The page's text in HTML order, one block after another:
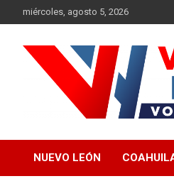
al
miércoles, agosto 5, 2026
Vector
NUEVO LEÓN